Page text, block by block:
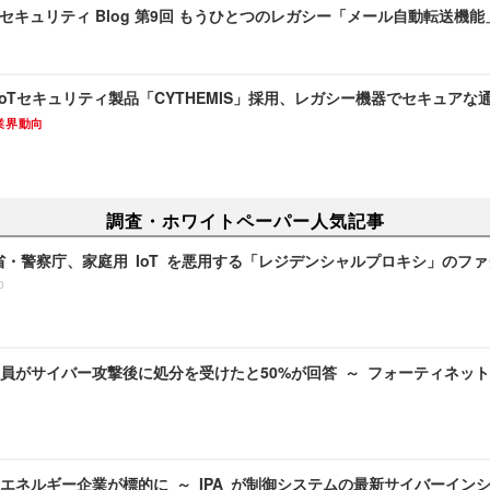
キュリティ Blog 第9回 もうひとつのレガシー「メール自動転送機
セキュリティ製品「CYTHEMIS」採用、レガシー機器でセキュアな
界動向
調査・ホワイトペーパー人気記事
・警察庁、家庭用 IoT を悪用する「レジデンシャルプロキシ」のフ
がサイバー攻撃後に処分を受けたと50%が回答 ～ フォーティネッ
ネルギー企業が標的に ～ IPA が制御システムの最新サイバーイン